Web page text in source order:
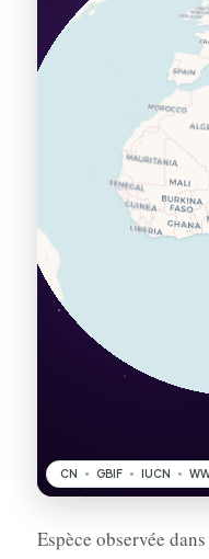
Espèce observée dans